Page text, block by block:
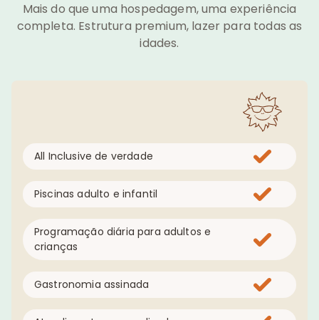
Mais do que uma hospedagem, uma experiência
completa. Estrutura premium, lazer para todas as
idades.
All Inclusive de verdade
Piscinas adulto e infantil
Programação diária para adultos e
crianças
Gastronomia assinada